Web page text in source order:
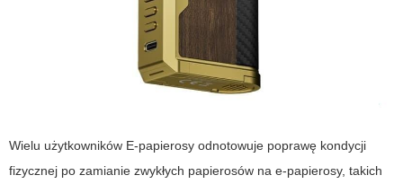
Wielu użytkowników E-papierosy odnotowuje poprawę kondycji
fizycznej po zamianie zwykłych papierosów na e-papierosy, takich